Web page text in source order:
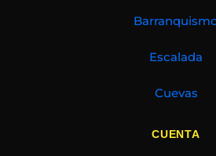
Escalada
Cuevas
CUENTA